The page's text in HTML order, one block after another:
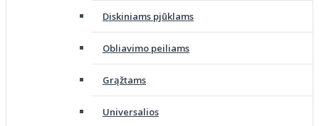
Diskiniams pjūklams
Obliavimo peiliams
Grąžtams
Universalios